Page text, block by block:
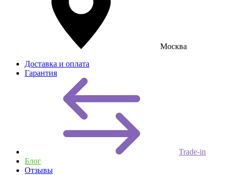
Москва
Доставка и оплата
Гарантия
Trade-in
Блог
Отзывы